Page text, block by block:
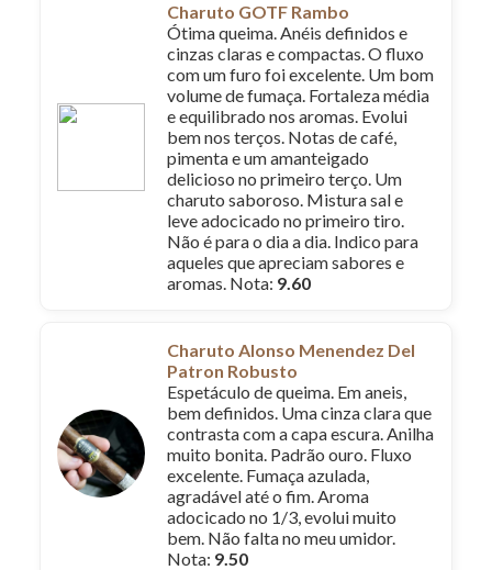
Charuto GOTF Rambo
Ótima queima. Anéis definidos e
cinzas claras e compactas. O fluxo
com um furo foi excelente. Um bom
volume de fumaça. Fortaleza média
e equilibrado nos aromas. Evolui
bem nos terços. Notas de café,
pimenta e um amanteigado
delicioso no primeiro terço. Um
charuto saboroso. Mistura sal e
leve adocicado no primeiro tiro.
Não é para o dia a dia. Indico para
aqueles que apreciam sabores e
aromas. Nota: 9.60
Charuto Alonso Menendez Del
Patron Robusto
Espetáculo de queima. Em aneis,
bem definidos. Uma cinza clara que
contrasta com a capa escura. Anilha
muito bonita. Padrão ouro. Fluxo
excelente. Fumaça azulada,
agradável até o fim. Aroma
adocicado no 1/3, evolui muito
bem. Não falta no meu umidor.
Nota: 9.50